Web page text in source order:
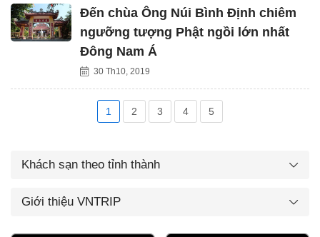
Đến chùa Ông Núi Bình Định chiêm
ngưỡng tượng Phật ngồi lớn nhất
Đông Nam Á
30 Th10, 2019
1 2 3 4 5
Khách sạn theo tỉnh thành
Giới thiệu VNTRIP